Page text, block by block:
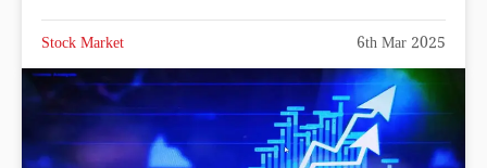
Stock Market 6th Mar 2025